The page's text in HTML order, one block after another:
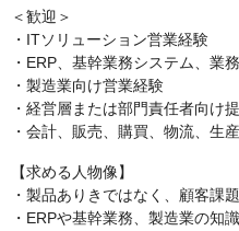
＜歓迎＞
・ITソリューション営業経験
・ERP、基幹業務システム、業
・製造業向け営業経験
・経営層または部門責任者向け
・会計、販売、購買、物流、生
【求める人物像】
・製品ありきではなく、顧客課
・ERPや基幹業務、製造業の知